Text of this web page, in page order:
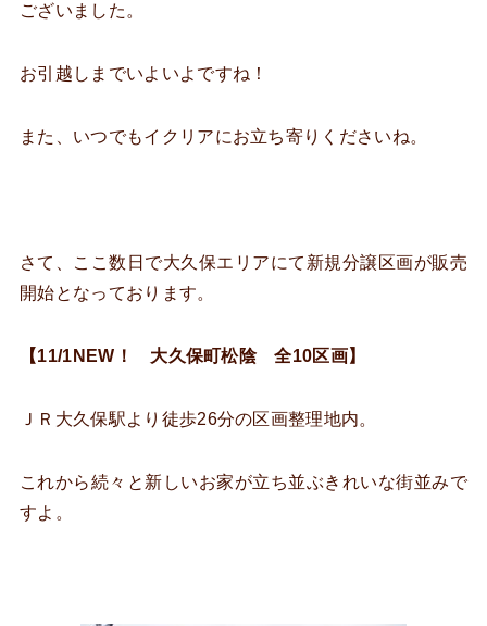
ございました。
お引越しまでいよいよですね！
また、いつでもイクリアにお立ち寄りくださいね。
さて、ここ数日で大久保エリアにて新規分譲区画が販売
開始となっております。
【11/1NEW！ 大久保町松陰 全10区画】
ＪＲ大久保駅より徒歩26分の区画整理地内。
これから続々と新しいお家が立ち並ぶきれいな街並みで
すよ。